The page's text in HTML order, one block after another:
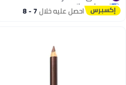
#45 في ماسكارا احصل عليه خلال 7 - 8